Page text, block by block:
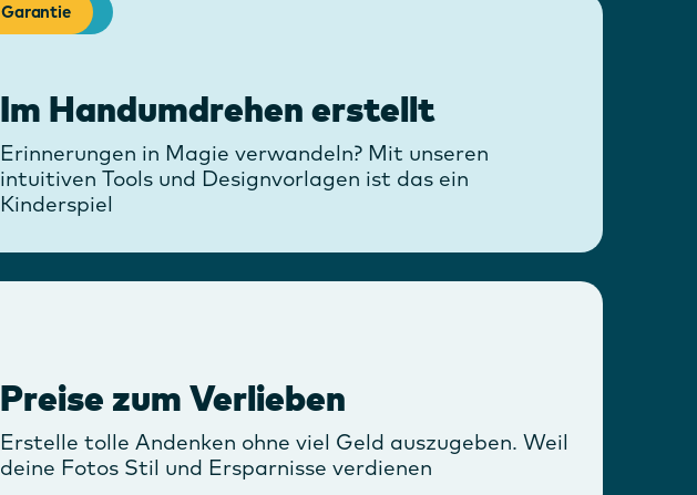
Einfachheit
Im Handumdrehen erstellt
Erinnerungen in Magie verwandeln? Mit unseren
intuitiven Tools und Designvorlagen ist das ein
Kinderspiel
Wert
Preise zum Verlieben
Erstelle tolle Andenken ohne viel Geld auszugeben. Weil
deine Fotos Stil und Ersparnisse verdienen
Qualität
Garantie